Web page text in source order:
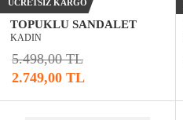
TOPUKLU SANDALET
KADIN
5.498,00 TL
2.749,00 TL
ÜCRETSIZ KARGO